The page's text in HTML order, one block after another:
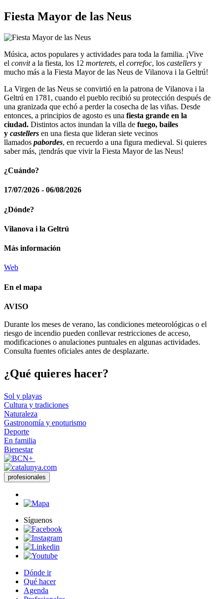
Fiesta Mayor de las Neus
Música, actos populares y actividades para toda la familia. ¡Vive
el convita la fiesta, los 12 morterets, el correfoc, los castellers y
mucho más a la Fiesta Mayor de las Neus de Vilanova i la Geltrú!
La Virgen de las Neus se convirtió en la patrona de Vilanova i la
Geltrú en 1781, cuando el pueblo recibió su protección después de
una granizada que echó a perder la cosecha de las viñas. Desde
entonces, a principios de agosto es una fiesta grande en la
ciudad. Distintos actos inundan la villa de fuego, bailes
y castellers en una fiesta que lideran siete vecinos
llamados pabordes, en recuerdo a una figura medieval. Si quieres
saber más, ¡tendrás que vivir la Fiesta Mayor de las Neus!
¿Cuándo?
17/07/2026 - 06/08/2026
¿Dónde?
Vilanova i la Geltrú
Más información
Web
En el mapa
−
AVISO
Durante los meses de verano, las condiciones meteorológicas o el
riesgo de incendio pueden conllevar restricciones de acceso,
modificaciones o anulaciones puntuales en algunas actividades.
Consulta fuentes oficiales antes de desplazarte.
¿Qué quieres hacer?
Sol y playas
Cultura y tradiciones
Naturaleza
Gastronomía y enoturismo
Deporte
En familia
Bienestar
profesionales
Síguenos
Dónde ir
Qué hacer
Agenda